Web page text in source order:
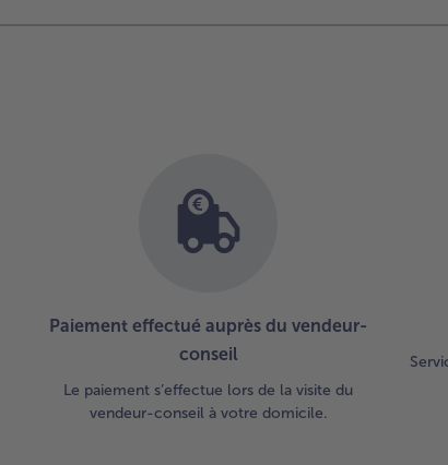
Paiement effectué auprès du vendeur-
conseil
Le paiement s’effectue lors de la visite du
vendeur-conseil à votre domicile.